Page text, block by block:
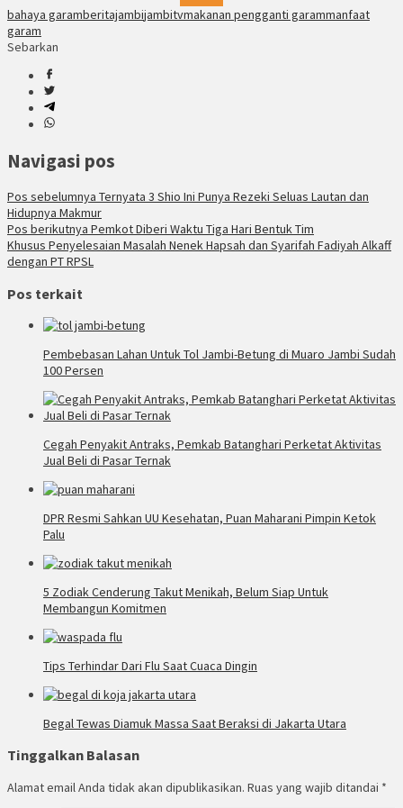
bahaya garamberitajambijambitvmakanan pengganti garammanfaat
garam
Sebarkan
Navigasi pos
Pos sebelumnya Ternyata 3 Shio Ini Punya Rezeki Seluas Lautan dan
Hidupnya Makmur
Pos berikutnya Pemkot Diberi Waktu Tiga Hari Bentuk Tim
Khusus Penyelesaian Masalah Nenek Hapsah dan Syarifah Fadiyah Alkaff
dengan PT RPSL
Pos terkait
Pembebasan Lahan Untuk Tol Jambi-Betung di Muaro Jambi Sudah
100 Persen
Cegah Penyakit Antraks, Pemkab Batanghari Perketat Aktivitas
Jual Beli di Pasar Ternak
DPR Resmi Sahkan UU Kesehatan, Puan Maharani Pimpin Ketok
Palu
5 Zodiak Cenderung Takut Menikah, Belum Siap Untuk
Membangun Komitmen
Tips Terhindar Dari Flu Saat Cuaca Dingin
Begal Tewas Diamuk Massa Saat Beraksi di Jakarta Utara
Tinggalkan Balasan
Alamat email Anda tidak akan dipublikasikan. Ruas yang wajib ditandai *